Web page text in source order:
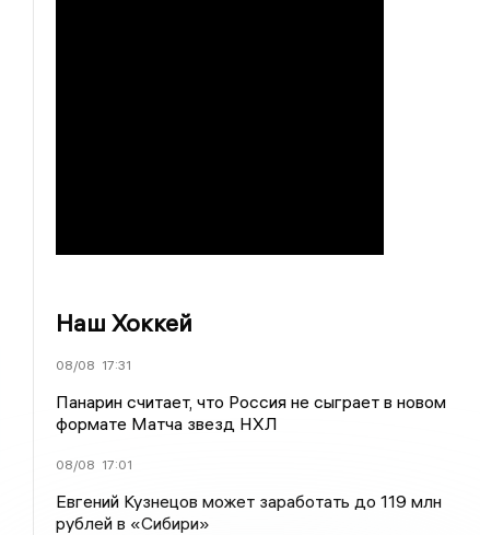
Наш Хоккей
08/08 17:31
Панарин считает, что Россия не сыграет в новом
формате Матча звезд НХЛ
08/08 17:01
Евгений Кузнецов может заработать до 119 млн
рублей в «Сибири»